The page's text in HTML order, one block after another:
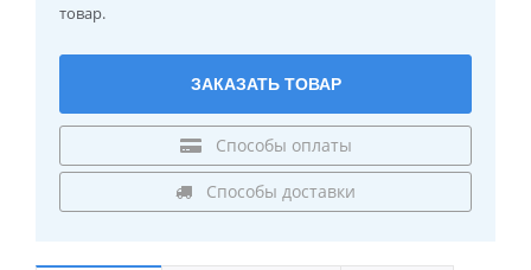
товар.
ЗАКАЗАТЬ ТОВАР
Способы оплаты
Способы доставки